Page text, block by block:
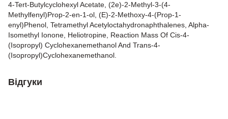
4-Tert-Butylcyclohexyl Acetate, (2e)-2-Methyl-3-(4-
Methylfenyl)Prop-2-en-1-ol, (E)-2-Methoxy-4-(Prop-1-
enyl)Phenol, Tetramethyl Acetyloctahydronaphthalenes, Alpha-
Isomethyl Ionone, Heliotropine, Reaction Mass Of Cis-4-
(Isopropyl) Cyclohexanemethanol And Trans-4-
(Isopropyl)Cyclohexanemethanol.
Відгуки